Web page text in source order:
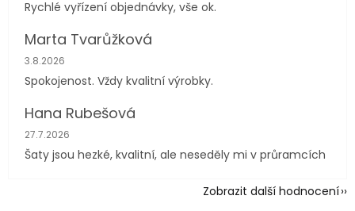
Rychlé vyřízení objednávky, vše ok.
Marta Tvarůžková
Hodnocení obchodu je 5 z 5 hvězdiček.
3.8.2026
Spokojenost. Vždy kvalitní výrobky.
Hana Rubešová
Hodnocení obchodu je 4 z 5 hvězdiček.
27.7.2026
Šaty jsou hezké, kvalitní, ale neseděly mi v průramcích
Zobrazit další hodnocení